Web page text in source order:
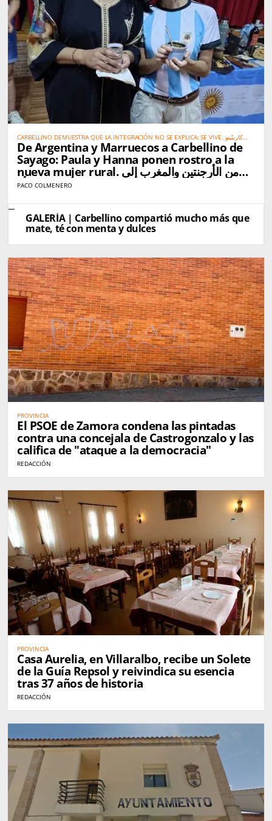
CARBELLINO DEMUESTRA QUE LA INTEGRACIÓN NO SE EXPLICA: SE VIVE. كاربيّينو
تُثبت أن الاندماج الحقيقي لا يحتاج إلى شرح… بل يُعاش
De Argentina y Marruecos a Carbellino de
Sayago: Paula y Hanna ponen rostro a la
nueva mujer rural. من الأرجنتين والمغرب إلى
كاربيّينو دي ساياغو: باولا وهناء تجسّدان صورة المرأة
PACO COLMENERO
GALERÍA | Carbellino compartió mucho más que
mate, té con menta y dulces
PROVINCIA
El PSOE de Zamora condena las pintadas
contra una concejala de Castrogonzalo y las
califica de "ataque a la democracia"
REDACCIÓN
PROVINCIA
Casa Aurelia, en Villaralbo, recibe un Solete
de la Guía Repsol y reivindica su esencia
tras 37 años de historia
REDACCIÓN